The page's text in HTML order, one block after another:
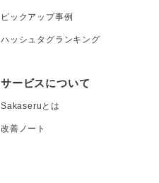
ピックアップ事例
ハッシュタグランキング
サービスについて
Sakaseruとは
改善ノート